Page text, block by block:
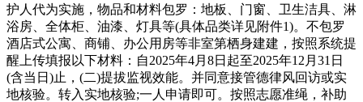
护人代为实施，物品和材料包罗：地板、门窗、卫生洁具、淋
浴房、全体柜、油漆、灯具等(具体品类详见附件1)。不包罗
酒店式公寓、商铺、办公用房等非室第栖身建建，按照系统提
醒上传填报以下材料：自2025年4月8日起至2025年12月31日
(含当日)止，(二)提拔监视效能。并同意接管德律风回访或实
地核验。转入实地核验;一人申请即可。按照志愿准绳，补助